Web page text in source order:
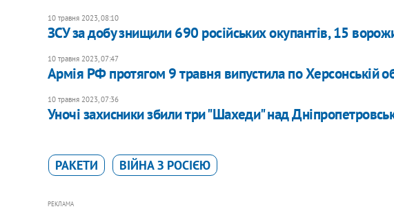
10 травня 2023, 08:10
ЗСУ за добу знищили 690 російських окупантів, 15
10 травня 2023, 07:47
Армія РФ протягом 9 травня випустила по Херсонській
10 травня 2023, 07:36
Уночі захисники збили три "Шахеди" над
РАКЕТИ ВІЙНА З РОСІЄЮ
РЕКЛАМА